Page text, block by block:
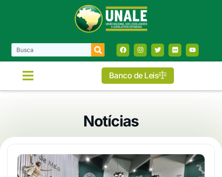
Banco de Leis
Notícias